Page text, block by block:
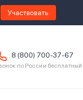
Участвовать
8 (800) 700-37-67
по России бесплатный